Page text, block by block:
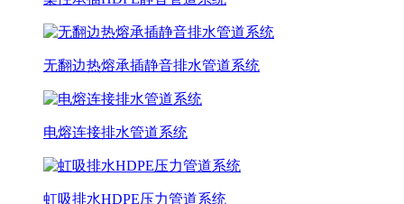
无翻边热熔承插静音排水管道系统
电熔连接排水管道系统
虹吸排水HDPE压力管道系统